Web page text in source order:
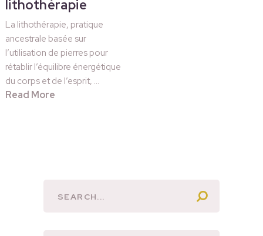
lithothérapie
La lithothérapie, pratique
ancestrale basée sur
l’utilisation de pierres pour
rétablir l’équilibre énergétique
du corps et de l’esprit, …
Read More